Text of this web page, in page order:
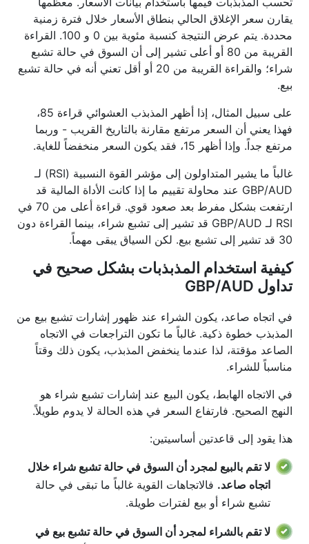
يقارن سعر الإغلاق الحالي بنطاق الأسعار خلال فترة زمنية
محددة. يتم عرض النتيجة كنسبة مئوية بين 0 و 100. القراءة
القريبة من 80 أو أعلى تشير إلى أن السوق في حالة تشبع
شراء؛ والقراءة القريبة من 20 أو أقل تعني أنه في حالة تشبع
بيع.
على سبيل المثال، إذا أظهر المذبذب العشوائي قراءة 85،
فهذا يعني أن السعر مرتفع مقارنة بالتاريخ القريب - وربما
مرتفع جداً. وإذا أظهر 15، فقد يكون السعر منخفضاً للغاية.
غالباً ما يشير المتداولون إلى مؤشر القوة النسبية (RSI) لـ
GBP/AUD عند محاولة تقييم ما إذا كانت الأداة المالية قد
ارتفعت بشكل مفرط بعد صعود قوي. قراءة أعلى من 70 في
RSI لـ GBP/AUD قد تشير إلى تشبع شراء، بينما القراءة دون
30 قد تشير إلى تشبع بيع. لكن السياق يبقى مهماً.
كيفية استخدام المذبذبات بشكل صحيح في
تداول GBP/AUD
في اتجاه صاعد، يكون الشراء عند ظهور إشارات تشبع بيع من
المذبذب خطوة ذكية. غالباً ما تكون التراجعات في الاتجاه
الصاعد مؤقتة، لذا عندما ينخفض المذبذب، يكون ذلك وقتاً
مناسباً للشراء.
في الاتجاه الهابط، يكون البيع عند إشارات تشبع شراء هو
النهج الصحيح. فارتفاع السعر في هذه الحالة لا يدوم طويلاً.
هذا يقود إلى قاعدتين أساسيتين:
لا تقم بالبيع لمجرد أن السوق في حالة تشبع شراء خلال
اتجاه صاعد. فالاتجاهات القوية غالباً ما تبقى في حالة
تشبع شراء أو بيع لفترات طويلة.
لا تقم بالشراء لمجرد أن السوق في حالة تشبع بيع في